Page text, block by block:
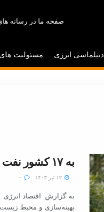
صفحه ما در رسانه
دیپلماسی انرژی مسئولیت
به ۱۷ کشور نفت صادر می‌کنیم
۱۲ تیر ۱۴۰۳
به گزارش اقتصاد انرژی
بهینه‌سازی و محیط